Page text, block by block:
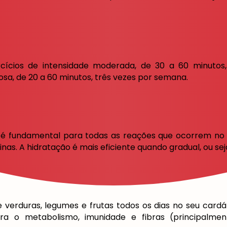
de intensidade moderada, de 30 a 60
de 20 a 60 minutos, três vezes por semana.
fundamental para todas as reações que ocorrem
A hidratação é mais eficiente quando gradual, ou
legumes e frutas todos os dias no seu
o metabolismo, imunidade e fibras